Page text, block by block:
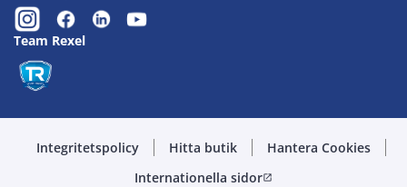
Team Rexel
Integritetspolicy Hitta butik
Hantera Cookies
Internationella sidoropen_in_new